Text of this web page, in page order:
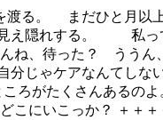
る。 まだひと月以
え隠れする。 私
ね、待った？ うう
じゃケアなんてし
がたくさんあるの
いこっか？ ＋＋＋